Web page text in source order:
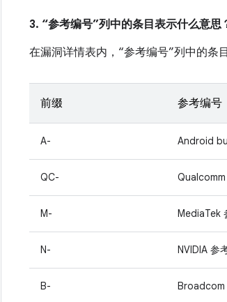
3. “参考编号”列中的条目表示什么意思
在漏洞详情表内，“参考编号”列中的条
前缀 参考编号
A- Android
QC-
M- MediaTek
N- NVIDIA 参
B- Broadcom